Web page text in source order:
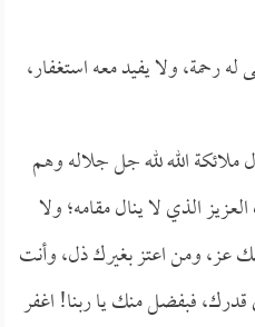
رحمة، ولا يفيد معه استغفار،
ملائكة الله لله جل جلاله وهم
الذي لا ينال مقامه؛ ولا
عز، ومن اعتز بغيرك ذل، وأنت
قدرك، فبفضل منك يا ربنا! اغفر